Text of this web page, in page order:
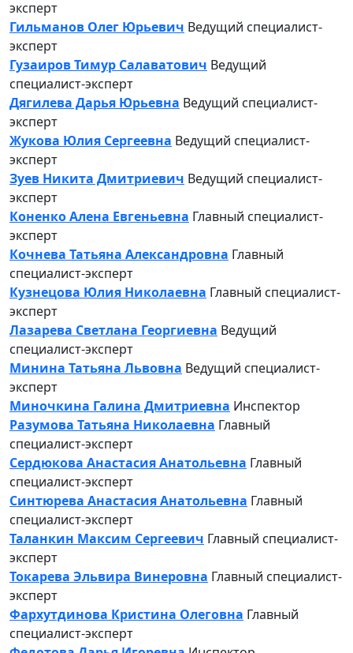
эксперт
Гильманов Олег Юрьевич Ведущий специалист-
эксперт
Гузаиров Тимур Салаватович Ведущий
специалист-эксперт
Дягилева Дарья Юрьевна Ведущий специалист-
эксперт
Жукова Юлия Сергеевна Ведущий специалист-
эксперт
Зуев Никита Дмитриевич Ведущий специалист-
эксперт
Коненко Алена Евгеньевна Главный специалист-
эксперт
Кочнева Татьяна Александровна Главный
специалист-эксперт
Кузнецова Юлия Николаевна Главный специалист-
эксперт
Лазарева Светлана Георгиевна Ведущий
специалист-эксперт
Минина Татьяна Львовна Ведущий специалист-
эксперт
Миночкина Галина Дмитриевна Инспектор
Разумова Татьяна Николаевна Главный
специалист-эксперт
Сердюкова Анастасия Анатольевна Главный
специалист-эксперт
Синтюрева Анастасия Анатольевна Главный
специалист-эксперт
Таланкин Максим Сергеевич Главный специалист-
эксперт
Токарева Эльвира Винеровна Главный специалист-
эксперт
Фархутдинова Кристина Олеговна Главный
специалист-эксперт